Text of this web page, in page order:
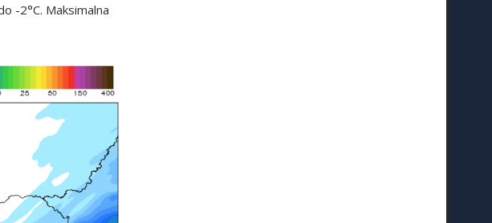
-2°C. Maksimalna